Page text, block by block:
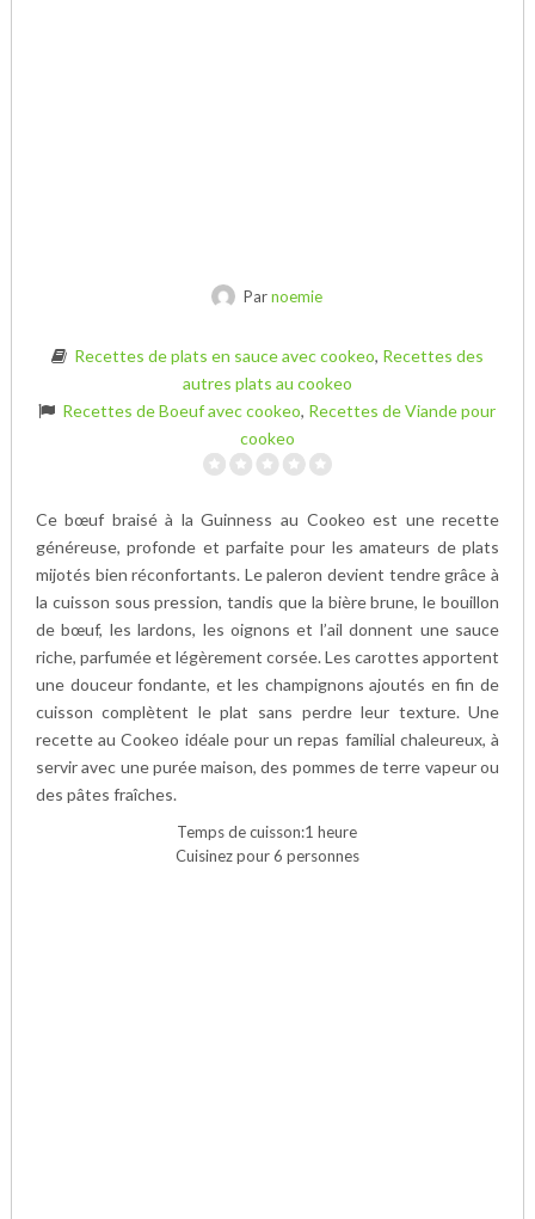
Parnoemie
Recettes de plats en sauce avec cookeo, Recettes des
autres plats au cookeo
Recettes de Boeuf avec cookeo, Recettes de Viande pour
cookeo
Ce bœuf braisé à la Guinness au Cookeo est une recette
généreuse, profonde et parfaite pour les amateurs de plats
mijotés bien réconfortants. Le paleron devient tendre grâce à
la cuisson sous pression, tandis que la bière brune, le bouillon
de bœuf, les lardons, les oignons et l’ail donnent une sauce
riche, parfumée et légèrement corsée. Les carottes apportent
une douceur fondante, et les champignons ajoutés en fin de
cuisson complètent le plat sans perdre leur texture. Une
recette au Cookeo idéale pour un repas familial chaleureux, à
servir avec une purée maison, des pommes de terre vapeur ou
des pâtes fraîches.
Temps de cuisson:1 heure
Cuisinez pour 6 personnes